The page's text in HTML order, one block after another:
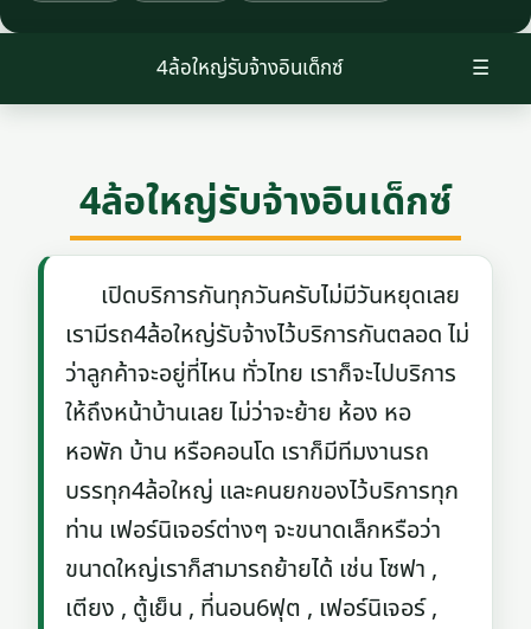
☰
4ล้อใหญ่รับจ้างอินเด็กซ์
4ล้อใหญ่รับจ้างอินเด็กซ์
เปิดบริการกันทุกวันครับไม่มีวันหยุดเลย
เรามีรถ4ล้อใหญ่รับจ้างไว้บริการกันตลอด ไม่
ว่าลูกค้าจะอยู่ที่ไหน ทั่วไทย เราก็จะไปบริการ
ให้ถึงหน้าบ้านเลย ไม่ว่าจะย้าย ห้อง หอ
หอพัก บ้าน หรือคอนโด เราก็มีทีมงานรถ
บรรทุก4ล้อใหญ่ และคนยกของไว้บริการทุก
ท่าน เฟอร์นิเจอร์ต่างๆ จะขนาดเล็กหรือว่า
ขนาดใหญ่เราก็สามารถย้ายได้ เช่น โซฟา ,
เตียง , ตู้เย็น , ที่นอน6ฟุต , เฟอร์นิเจอร์ ,